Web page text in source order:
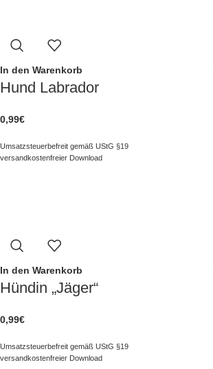
In den Warenkorb
Hund Labrador
0,99€
Umsatzsteuerbefreit gemäß UStG §19
versandkostenfreier Download
In den Warenkorb
Hündin „Jäger“
0,99€
Umsatzsteuerbefreit gemäß UStG §19
versandkostenfreier Download